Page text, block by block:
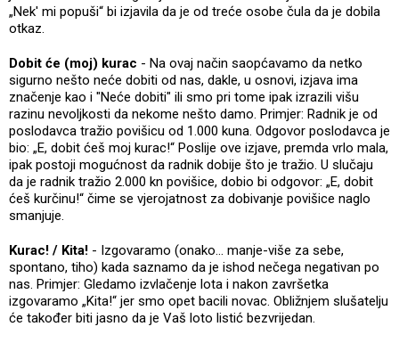
„Nek' mi popuši“ bi izjavila da je od treće osobe čula da je dobila
otkaz.
Dobit će (moj) kurac - Na ovaj način saopćavamo da netko
sigurno nešto neće dobiti od nas, dakle, u osnovi, izjava ima
značenje kao i "Neće dobiti" ili smo pri tome ipak izrazili višu
razinu nevoljkosti da nekome nešto damo. Primjer: Radnik je od
poslodavca tražio povišicu od 1.000 kuna. Odgovor poslodavca je
bio: „E, dobit ćeš moj kurac!“ Poslije ove izjave, premda vrlo mala,
ipak postoji mogućnost da radnik dobije što je tražio. U slučaju
da je radnik tražio 2.000 kn povišice, dobio bi odgovor: „E, dobit
ćeš kurčinu!“ čime se vjerojatnost za dobivanje povišice naglo
smanjuje.
Kurac! / Kita! - Izgovaramo (onako... manje-više za sebe,
spontano, tiho) kada saznamo da je ishod nečega negativan po
nas. Primjer: Gledamo izvlačenje lota i nakon završetka
izgovaramo „Kita!“ jer smo opet bacili novac. Obližnjem slušatelju
će također biti jasno da je Vaš loto listić bezvrijedan.